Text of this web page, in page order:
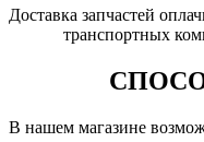
Доставка запчастей
транспортных
В нашем магазине